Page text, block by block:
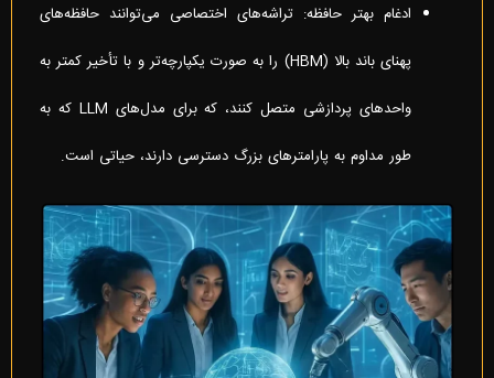
ادغام بهتر حافظه: تراشه‌های اختصاصی می‌توانند حافظه‌های
پهنای باند بالا (HBM) را به صورت یکپارچه‌تر و با تأخیر کمتر به
واحد‌های پردازشی متصل کنند، که برای مدل‌های LLM که به
طور مداوم به پارامترهای بزرگ دسترسی دارند، حیاتی است.